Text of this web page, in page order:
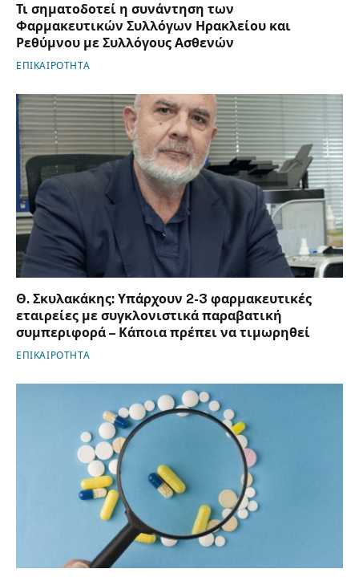
Τι σηματοδοτεί η συνάντηση των
Φαρμακευτικών Συλλόγων Ηρακλείου και
Ρεθύμνου με Συλλόγους Ασθενών
ΕΠΙΚΑΙΡΟΤΗΤΑ
Θ. Σκυλακάκης: Υπάρχουν 2-3 φαρμακευτικές
εταιρείες με συγκλονιστικά παραβατική
συμπεριφορά – Κάποια πρέπει να τιμωρηθεί
ΕΠΙΚΑΙΡΟΤΗΤΑ